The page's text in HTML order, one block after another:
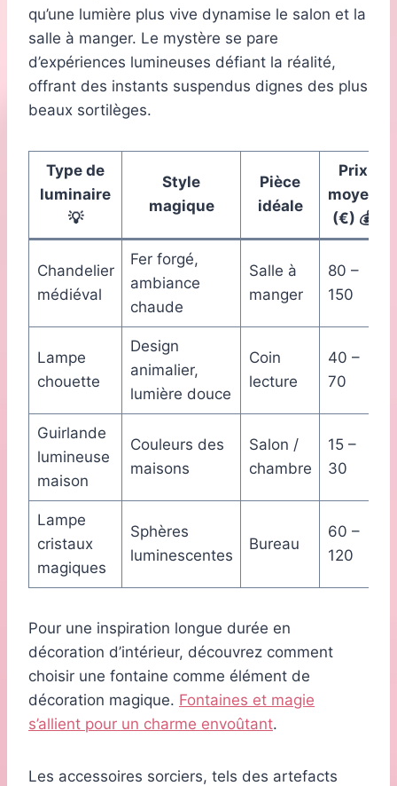
qu’une lumière plus vive dynamise le salon et la
salle à manger. Le mystère se pare
d’expériences lumineuses défiant la réalité,
offrant des instants suspendus dignes des plus
beaux sortilèges.
Type de
luminaire
💡
Style
magique
Pièce
idéale
Prix
moyen
(€) 💰
Chandelier
médiéval
Fer forgé,
ambiance
chaude
Salle à
manger
80 –
150
Lampe
chouette
Design
animalier,
lumière douce
Coin
lecture
40 –
70
Guirlande
lumineuse
maison
Couleurs des
maisons
Salon /
chambre
15 –
30
Lampe
cristaux
magiques
Sphères
luminescentes
Bureau
60 –
120
Pour une inspiration longue durée en
décoration d’intérieur, découvrez comment
choisir une fontaine comme élément de
décoration magique. Fontaines et magie
s’allient pour un charme envoûtant.
Les accessoires sorciers, tels des artefacts